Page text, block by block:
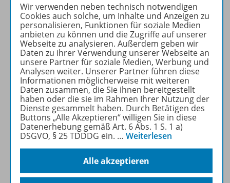
perfekter Progression.Jede
Aufgabe funktioniertund
Sie unterrichten ohne
Probleme. Wir bieten die
meisten Aufgaben für alle
Niveaustufen.
Mehr erfahren
Produktinformationen
Wir verwenden neben technisch notwendigen
Cookies auch solche, um Inhalte und Anzeigen zu
personalisieren, Funktionen für soziale Medien
anbieten zu können und die Zugriffe auf unserer
Webseite zu analysieren. Außerdem geben wir
Daten zu ihrer Verwendung unserer Webseite an
unsere Partner für soziale Medien, Werbung und
Analysen weiter. Unserer Partner führen diese
Informationen möglicherweise mit weiteren
Daten zusammen, die Sie ihnen bereitgestellt
haben oder die sie im Rahmen Ihrer Nutzung der
Dienste gesammelt haben. Durch Betätigen des
Buttons „Alle Akzeptieren“ willigen Sie in diese
Datenerhebung gemäß Art. 6 Abs. 1 S. 1 a)
DSGVO, § 25 TDDDG ein. … Weiterlesen
Alle akzeptieren